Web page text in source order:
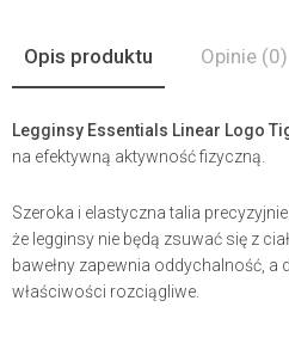
Opis produktu Opinie (0)
Legginsy Essentials Linear Logo
na efektywną aktywność fizyczną.
Szeroka i elastyczna talia
że legginsy nie będą zsuwać się z
bawełny zapewnia oddychalność, a
właściwości rozciągliwe.